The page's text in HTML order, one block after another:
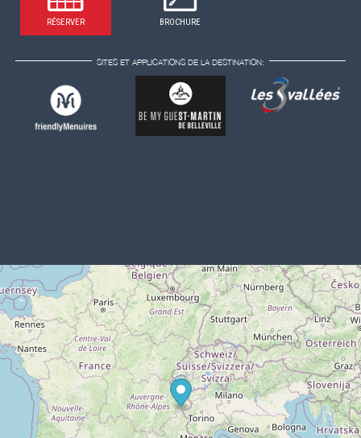
RÉSERVER BROCHURE
SITES ET APPLICATIONS DE LA DESTINATION: